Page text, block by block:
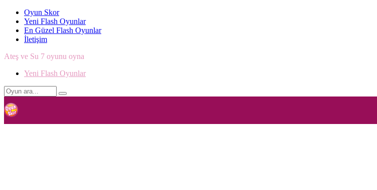
Oyun Skor
Yeni Flash Oyunlar
En Güzel Flash Oyunlar
İletişim
Ateş ve Su 7 oyunu oyna
Yeni Flash Oyunlar